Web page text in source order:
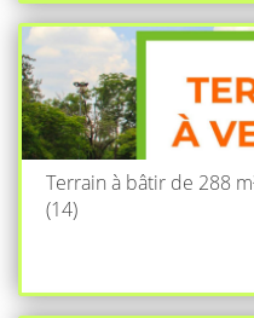
Terrain à bâtir de 288
(14)